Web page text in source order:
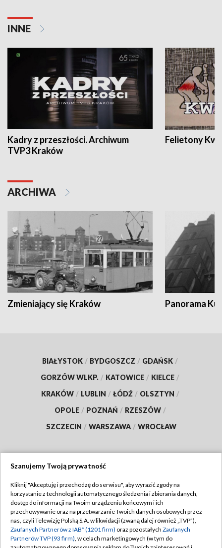
INNE
Kadry z przeszłości. Archiwum
TVP3 Kraków
Felietony
ARCHIWA
Zmieniający się Kraków Panorama
BIAŁYSTOK / BYDGOSZCZ / GDAŃSK /
GORZÓW WLKP. / KATOWICE / KIELCE /
KRAKÓW / LUBLIN / ŁÓDŹ / OLSZTYN /
OPOLE / POZNAŃ / RZESZÓW /
SZCZECIN / WARSZAWA / WROCŁAW
TVP
Abonament TVP
Emisja w TVP
Centrum informacji TVP
Regulamin TVP
Polityka prywatności
Szanujemy Twoją prywatność
Kliknij "Akceptuję i przechodzę do serwisu", aby wyrazić zgody na
korzystanie z technologii automatycznego śledzenia i zbierania danych,
dostęp do informacji na Twoim urządzeniu końcowym i ich
przechowywanie oraz na przetwarzanie Twoich danych osobowych przez
nas, czyli Telewizję Polską S.A. w likwidacji (zwaną dalej również „TVP”),
Zaufanych Partnerów z IAB* (1201 firm) oraz pozostałych Zaufanych
Partnerów TVP (93 firm), w celach marketingowych (w tym do